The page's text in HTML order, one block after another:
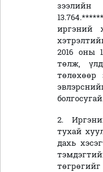
зээлийн
иргэний
2016 оны
төлж,
төлөхөөр
2.
тухай
дахь